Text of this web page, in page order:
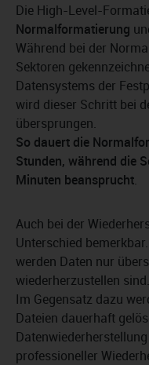
Die High-Level-
Normalformatierung
Während bei der
Sektoren
Datensystems der
wird dieser Schritt bei
übersprungen.
So dauert die
Stunden, während die
Minuten beansprucht.
Auch bei der
Unterschied
werden Daten nur
wiederherzustellen sind.
Im Gegensatz dazu
Dateien dauerhaft
professioneller